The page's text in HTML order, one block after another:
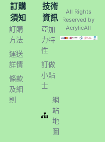
訂購
須知
訂購
方法
運送
詳情
條款
及細
則
技術
資訊
亞加
力特
性
訂做
小貼
士
網
站
地
圖
All Rights
Reserved by
AcrylicAll